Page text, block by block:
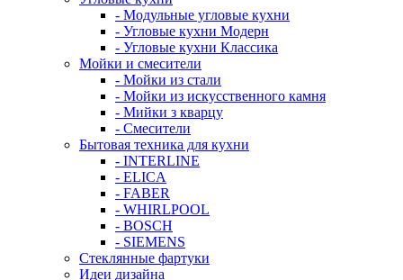
- Модульные угловые кухни
- Угловые кухни Модерн
- Угловые кухни Классика
Мойки и смесители
- Мойки из стали
- Мойки из искусственного камня
- Мийки з кварцу
- Смесители
Бытовая техника для кухни
- INTERLINE
- ELICA
- FABER
- WHIRLPOOL
- BOSCH
- SIEMENS
Стеклянные фартуки
Идеи дизайна